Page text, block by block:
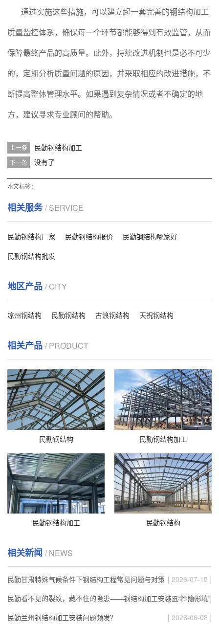
通过实施这些措施，可以建立起一套完善的钢结构加工
质量监控体系，确保每一个环节都能够得到有效监管，从而
保障最终产品的高质量。此外，持续改进机制也是必不可少
的，定期分析质量问题的原因，并采取相应的改进措施，不
断提高整体管理水平。如果遇到复杂情况或者不确定的地
方，建议寻求专业顾问的帮助。
上一条 民勤钢结构加工
下一条 没有了
本文标签：
相关服务/ SERVICE
民勤钢结构厂家 民勤钢结构报价
民勤钢结构哪家好
民勤钢结构批发
地区产品 / CITY
凉州钢结构 民勤钢结构 古浪钢结构 天祝钢结构
相关产品 / PRODUCT
民勤钢结构 民勤钢结构加工
民勤钢结构加工 民勤钢结构
相关新闻 / NEWS
民勤甘肃特殊气候条件下钢结构工程常见问题与对策 [ 2026-07-15 ]
民勤看不见的裂纹，藏不住的隐患——钢结构加工安装五个“隐形坑”
[ 2026-06-08 ]
民勤兰州钢结构加工安装问题频发？
[ 2026-06-08 ]